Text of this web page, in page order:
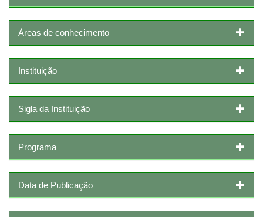
Áreas de conhecimento
Instituição
Sigla da Instituição
Programa
Data de Publicação